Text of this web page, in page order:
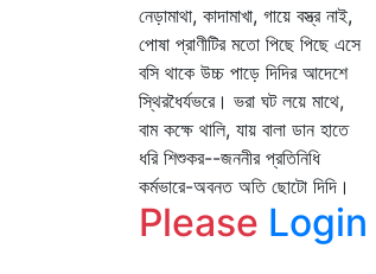
নেড়ামাথা, কাদামাখা, গায়ে বস্ত্র নাই,
পোষা প্রাণীটির মতো পিছে পিছে এসে
বসি থাকে উচ্চ পাড়ে দিদির আদেশে
স্থিরধৈর্যভরে। ভরা ঘট লয়ে মাথে,
বাম কক্ষে থালি, যায় বালা ডান হাতে
ধরি শিশুকর--জননীর প্রতিনিধি
কর্মভারে-অবনত অতি ছোটো দিদি।
Please Login